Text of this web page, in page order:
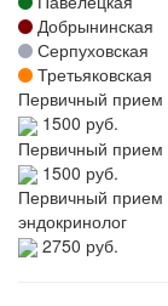
Добрынинская
Серпуховская
Третьяковская
Первичный прием
1500 руб.
Первичный прием
1500 руб.
Первичный прием
эндокринолог
2750 руб.